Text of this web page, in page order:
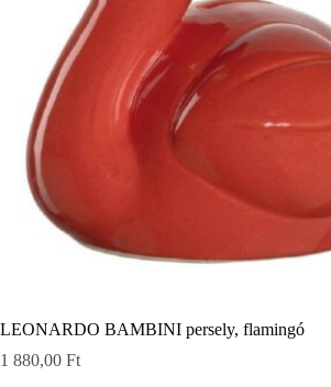
LEONARDO BAMBINI persely, flamingó
1 880,00 Ft